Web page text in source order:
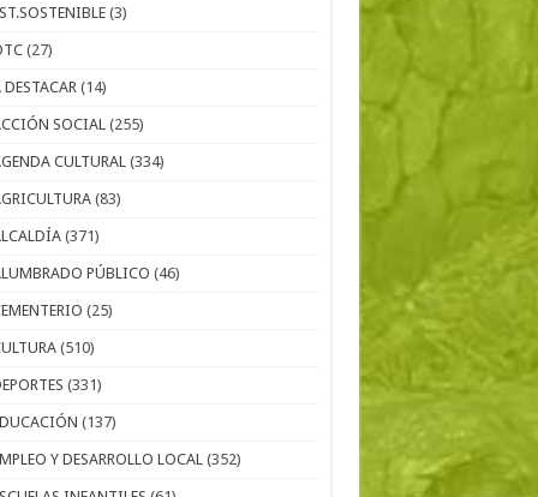
(3)
(27)
DESTACAR (14)
SOCIAL (255)
CULTURAL (334)
(83)
(371)
PÚBLICO (46)
(25)
(510)
(331)
(137)
Y DESARROLLO LOCAL (352)